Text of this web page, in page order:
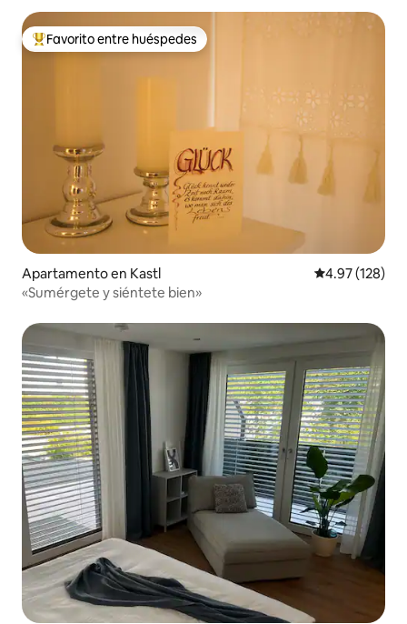
Favorito entre huéspedes preferido
Favorito entre huéspedes
Apartamento en Kastl Calificación
4.97 (128)
«Sumérgete y siéntete bien»